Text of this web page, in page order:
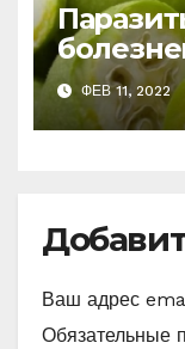
сейчас
ФЕВ 11, 2022
Ваш адрес
Обязательные